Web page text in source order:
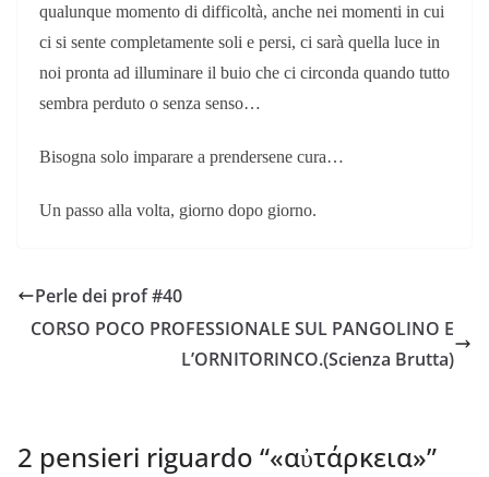
qualunque momento di difficoltà, anche nei momenti in cui
ci si sente completamente soli e persi, ci sarà quella luce in
noi pronta ad illuminare il buio che ci circonda quando tutto
sembra perduto o senza senso…
Bisogna solo imparare a prendersene cura…
Un passo alla volta, giorno dopo giorno.
Perle dei prof #40
CORSO POCO PROFESSIONALE SUL PANGOLINO E
L’ORNITORINCO.(Scienza Brutta)
2 pensieri riguardo “«αὐτάρκεια»”